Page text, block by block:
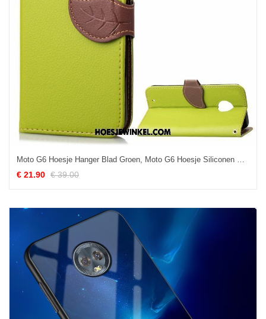
Moto G6 Hoesje Hanger Blad Groen, Moto G6 Hoesje Siliconen Scheppend
€ 21.90 € 39.00